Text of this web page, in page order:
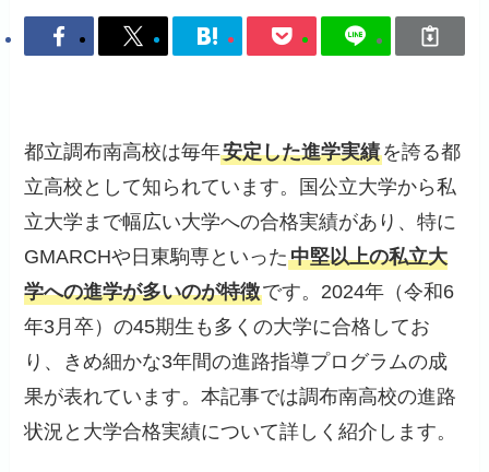
都立調布南高校は毎年安定した進学実績を誇る都
立高校として知られています。国公立大学から私
立大学まで幅広い大学への合格実績があり、特に
GMARCHや日東駒専といった中堅以上の私立大
学への進学が多いのが特徴です。2024年（令和6
年3月卒）の45期生も多くの大学に合格してお
り、きめ細かな3年間の進路指導プログラムの成
果が表れています。本記事では調布南高校の進路
状況と大学合格実績について詳しく紹介します。